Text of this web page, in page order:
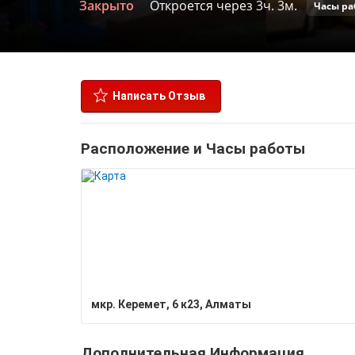
Закрыто Откроется через 3ч. 3м. Часы
Написать Отзыв
Расположение и Часы работы
мкр. Керемет, 6 к23, Алматы